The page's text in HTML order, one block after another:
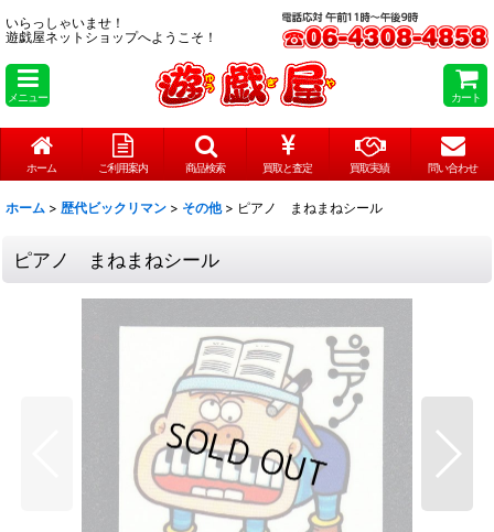
いらっしゃいませ！
遊戯屋ネットショップへようこそ！
メニュー カート
ホーム ご利用案内 商品検索 買取と査定 買取実績 問い合わせ
ホーム > 歴代ビックリマン > その他 > ピアノ まねまねシール
ピアノ まねまねシール